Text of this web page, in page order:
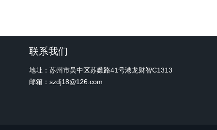
联系我们
地址：苏州市吴中区苏蠡路41号港龙财智C1313
邮箱：szdj18@126.com